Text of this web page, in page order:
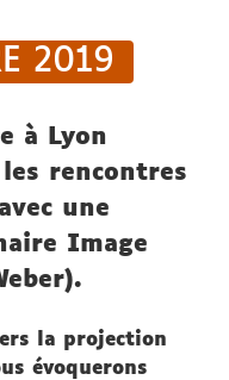
2019
à Lyon
rencontres
une
Image
la projection
évoquerons